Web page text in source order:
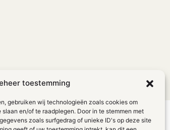
toestemming
gebruiken wij technologieën zoals cookies om
en/of te raadplegen. Door in te stemmen met
zoals surfgedrag of unieke ID's op deze site